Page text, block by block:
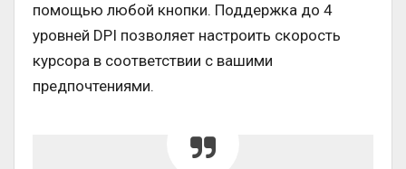
помощью любой кнопки. Поддержка до 4
уровней DPI позволяет настроить скорость
курсора в соответствии с вашими
предпочтениями.